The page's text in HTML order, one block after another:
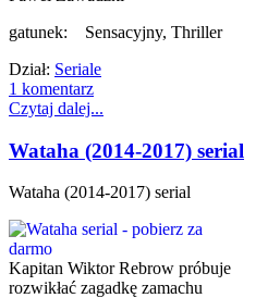
gatunek: Sensacyjny, Thriller
Dział: Seriale
1 komentarz
Czytaj dalej...
Wataha (2014-2017) serial
Wataha (2014-2017) serial
Kapitan Wiktor Rebrow próbuje
rozwikłać zagadkę zamachu